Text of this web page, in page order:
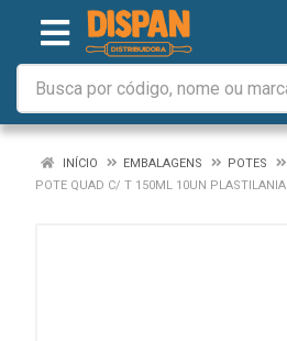
INÍCIO EMBALAGENS
POTES
POTE QUAD C/ T 150ML 10UN PLASTILANIA